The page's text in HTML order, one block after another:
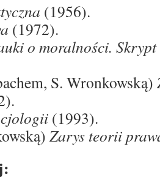
(1956).
(1972).
o moralności.
S. Wronkowską)
(1993).
Zarys teorii